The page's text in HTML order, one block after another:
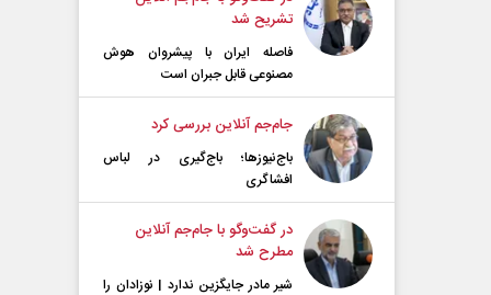
تشریح شد
فاصله ایران با پیشرو‌ان هوش
مصنوعی قابل جبران است
جام‌جم آنلاین بررسی کرد
باج‌نیوزها؛ باج‌گیری در لباس
افشاگری
در گفت‌و‌گو با جام‌جم آنلاین
مطرح شد
شیر مادر جایگزین ندارد | نوزادان را